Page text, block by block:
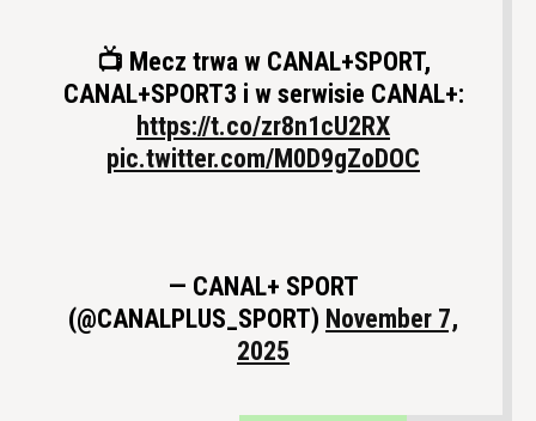
📺 Mecz trwa w CANAL+SPORT,
CANAL+SPORT3 i w serwisie CANAL+:
https://t.co/zr8n1cU2RX
pic.twitter.com/M0D9gZoDOC
— CANAL+ SPORT
(@CANALPLUS_SPORT) November 7,
2025